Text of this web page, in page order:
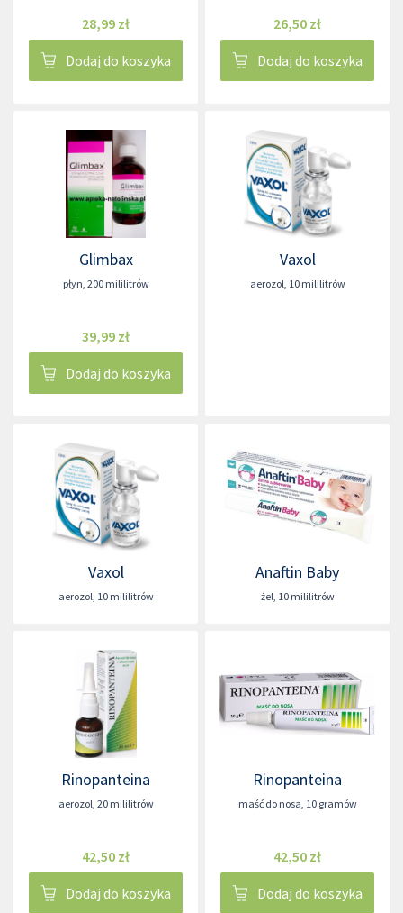
28,99 zł
Dodaj do koszyka
26,50 zł
Dodaj do koszyka
Glimbax
płyn 200 mililitrów
39,99 zł
Dodaj do koszyka
Vaxol
aerozol 10 mililitrów
Vaxol
aerozol 10 mililitrów
Anaftin Baby
żel 10 mililitrów
Rinopanteina
aerozol 20 mililitrów
42,50 zł
Dodaj do koszyka
Rinopanteina
maść do nosa 10 gramów
42,50 zł
Dodaj do koszyka